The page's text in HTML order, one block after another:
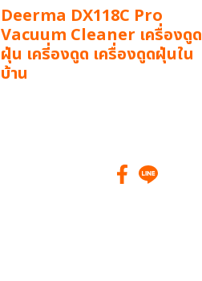
Deerma DX118C Pro
Vacuum Cleaner เครื่องดูด
ฝุ่น เครี่องดูด เครื่องดูดฝุ่นใน
บ้าน